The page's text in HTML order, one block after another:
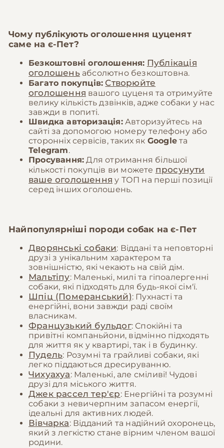
Чому публікують оголошення цуценят
саме на є-Пет?
Безкоштовні оголошення: Публікація
оголошеньабсолютно безкоштовна.
Багато покупців: Створюйте
оголошення вашого цуценя та отримуйте
велику кількість дзвінків, адже собаки у нас
завжди в попиті.
Швидка авторизація:Авторизуйтесь на
сайті за допомогою номеру телефону або
сторонніх сервісів, таких як Google та
Telegram.
Просування: Для отримання більшої
кількості покупців ви можете просунути
ваше оголошення у ТОП на перші позиції
серед інших оголошень.
Найпопулярніші породи собак нає-Пет
Дворянські собаки: Віддані та неповторні
друзі з унікальним характером та
зовнішністю, які чекають на свій дім.
Мальтіпу: Маленькі, милі та гіпоалергенні
собаки, які підходять для будь-якої сім'ї.
Шпіц (Померанський): Пухнасті та
енергійні, вони завжди раді своїм
власникам.
Французький бульдог: Спокійні та
привітні компаньйони, відмінно підходять
для життя як у квартирі, так і в будинку.
Пудель: Розумні та грайливі собаки, які
легко піддаються дресируванню.
Чихуахуа: Маленькі, але сміливі! Чудові
друзі для міського життя.
Джек рассел тер'єр: Енергійні та розумні
собаки з невичерпним запасом енергії,
ідеальні для активних людей.
Вівчарка: Відданий та надійний охоронець,
який з легкістю стане вірним членом вашої
родини.